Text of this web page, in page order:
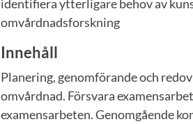
identifiera ytterligare behov av
omvårdnadsforskning
Innehåll
Planering, genomförande och
omvårdnad. Försvara
examensarbeten. Genomgående